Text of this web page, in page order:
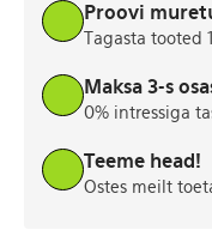
Proovi
Tagasta tooted
Maksa 3-s
0% intressiga
Teeme head!
Ostes meilt